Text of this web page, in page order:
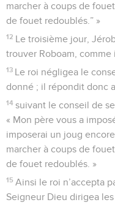
marcher à coups de
de fouet redoublés.” »
12 Le troisième jour,
trouver Roboam, comme
13 Le roi négligea le
donné ; il répondit donc
14 suivant le conseil de
« Mon père vous a
imposerai un joug
marcher à coups de
de fouet redoublés. »
15 Ainsi le roi n’accepta
Seigneur Dieu dirigea